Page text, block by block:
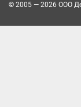
© 2005 — 2026 ООО